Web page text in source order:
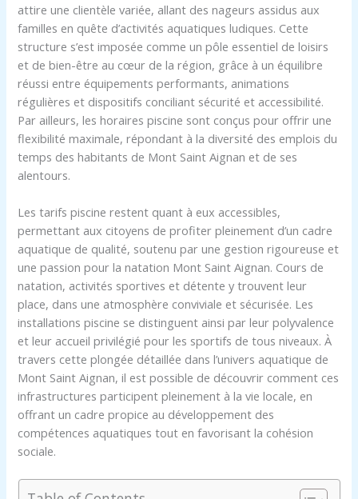
attire une clientèle variée, allant des nageurs assidus aux
familles en quête d’activités aquatiques ludiques. Cette
structure s’est imposée comme un pôle essentiel de loisirs
et de bien-être au cœur de la région, grâce à un équilibre
réussi entre équipements performants, animations
régulières et dispositifs conciliant sécurité et accessibilité.
Par ailleurs, les horaires piscine sont conçus pour offrir une
flexibilité maximale, répondant à la diversité des emplois du
temps des habitants de Mont Saint Aignan et de ses
alentours.
Les tarifs piscine restent quant à eux accessibles,
permettant aux citoyens de profiter pleinement d’un cadre
aquatique de qualité, soutenu par une gestion rigoureuse et
une passion pour la natation Mont Saint Aignan. Cours de
natation, activités sportives et détente y trouvent leur
place, dans une atmosphère conviviale et sécurisée. Les
installations piscine se distinguent ainsi par leur polyvalence
et leur accueil privilégié pour les sportifs de tous niveaux. À
travers cette plongée détaillée dans l’univers aquatique de
Mont Saint Aignan, il est possible de découvrir comment ces
infrastructures participent pleinement à la vie locale, en
offrant un cadre propice au développement des
compétences aquatiques tout en favorisant la cohésion
sociale.